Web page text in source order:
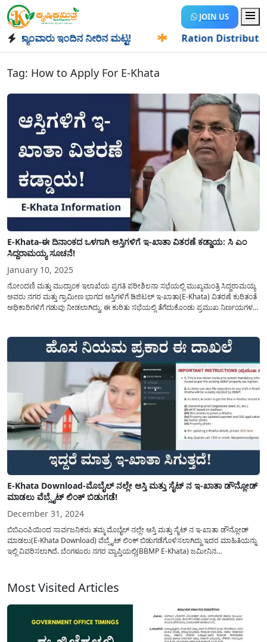
JOIN US
ಇಂದಿನ ನೀರಿನ ಮಟ್ಟ! Ration Distribution-
Tag: How to Apply For E-Khata
E-Khata-ಈ ದಿನಾಂಕದ ಒಳಗಾಗಿ ಆಸ್ತಿಗಳಿಗೆ ಇ-ಖಾತಾ ವಿತರಣೆ ಕಡ್ಡಾಯ: ಸಿ ಎಂ
ಸಿದ್ದರಾಮಯ್ಯ ಸೂಚನೆ!
January 10, 2025
ನೋಂದಣಿ ಮತ್ತು ಮುದ್ರಾಂಕ ಇಲಾಖೆಯ ಪ್ರಗತಿ ಪರೀಶಿಲನಾ ಸಭೆಯಲ್ಲಿ ಮುಖ್ಯಮಂತ್ರಿ ಸಿದ್ದರಾಮಯ್ಯ
ಅವರು ನಗರ ಮತ್ತು ಗ್ರಾಮೀಣ ಭಾಗದ ಆಸ್ತಿಗಳಿಗೆ ಡಿಜಿಟಲ್ ಇ-ಖಾತಾ(E-Khata) ವಿತರಣೆ ಕುರಿತಂತೆ
ಅಧಿಕಾರಿಗಳಿಗೆ ಗಡುವು ನೀಡಲಾಗಿದ್ದು, ಈ ಕುರಿತು ಸಭೆಯಲ್ಲಿ ತೆಗೆದುಕೊಂಡು ಪ್ರಮುಖ ನಿರ್ಣಯಗಳ
E-Khata Download-ಮೊಬೈಲ್ ನಲ್ಲೇ ಆಸ್ತಿ ಮತ್ತು ಸೈಟ್ ನ ಇ-ಖಾತಾ ಡೌನ್ಲೋಡ್
ಮಾಡಲು ವೆಬ್ಸೈಟ್ ಲಿಂಕ್ ಬಿಡುಗಡೆ!
December 31, 2024
ಬಿಬಿಎಂಪಿಯಿಂದ ಸಾರ್ವಜನಿಕರು ತಮ್ಮ ಮೊಬೈಲ್ ನಲ್ಲೇ ಆಸ್ತಿ ಮತ್ತು ಸೈಟ್ ನ ಇ-ಖಾತಾ ಡೌನ್ಲೋಡ್
ಮಾಡಲು(E-Khata Download) ವೆಬ್ಸೈಟ್ ಲಿಂಕ್ ಬಿಡುಗಡೆಗೊಳಿಸಲಾಗಿದ್ದು ಇದರ ಮಾಹಿತಿಯನ್ನು
ಇಲ್ಲಿ ವಿವರಿಸಲಾಗಿದೆ. ಬೆಂಗಳೂರು ನಗರ ವ್ಯಾಪ್ತಿಯಲ್ಲಿ(BBMP E-Khata) ಜಮೀನಿನ
Most Visited Articles